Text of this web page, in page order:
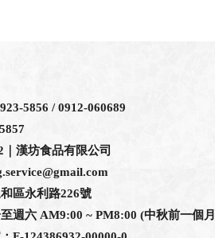
5856 / 0912-060689
漢坊食品有限公司
區永利路226號
週六 AM9:00 ~ PM8:00 (中秋前一個